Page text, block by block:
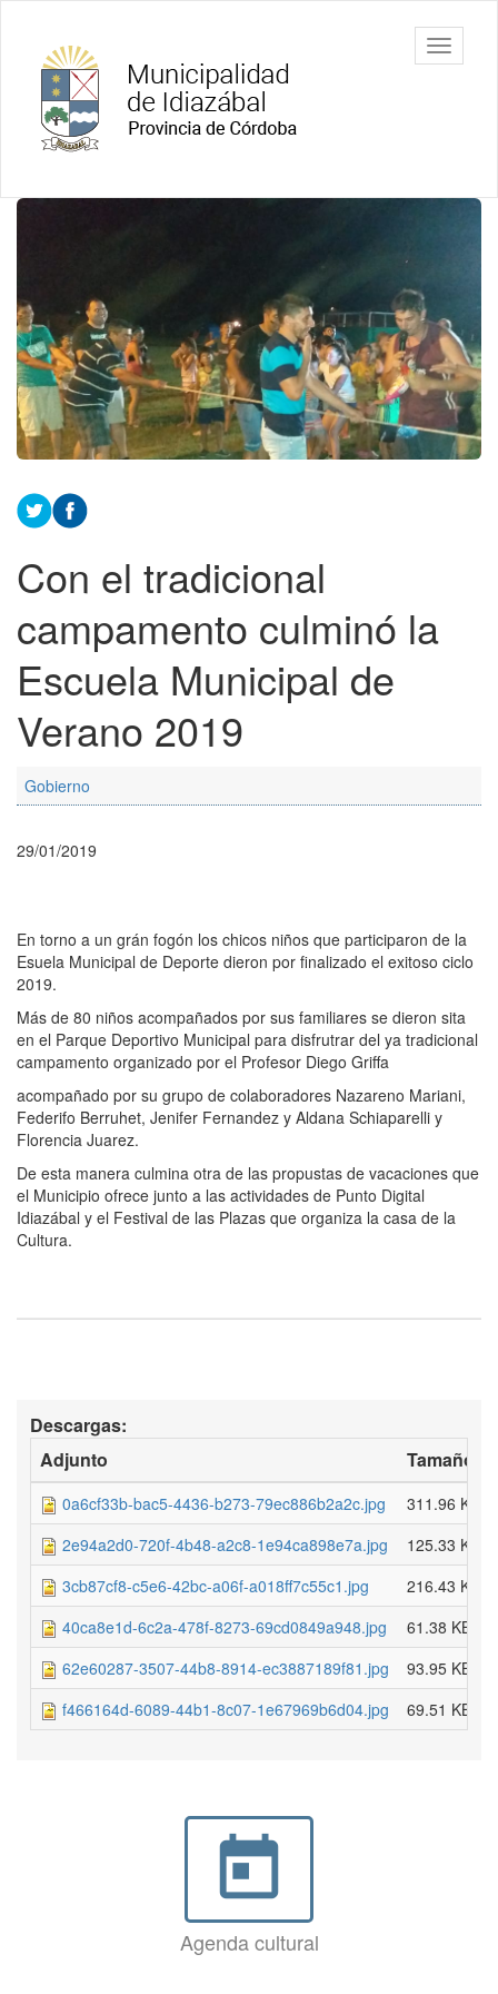
contenido
principal
Municipalidad
de Idiazábal
barra
Contenido
principal
Con el tradicional
campamento culminó la
Escuela Municipal de
Verano 2019
Gobierno
29/01/2019
En torno a un grán fogón los chicos niños que participaron de la
Esuela Municipal de Deporte dieron por finalizado el exitoso ciclo
2019.
Más de 80 niños acompañados por sus familiares se dieron sita
en el Parque Deportivo Municipal para disfrutrar del ya tradicional
campamento organizado por el Profesor Diego Griffa
acompañado por su grupo de colaboradores Nazareno Mariani,
Federifo Berruhet, Jenifer Fernandez y Aldana Schiaparelli y
Florencia Juarez.
De esta manera culmina otra de las propustas de vacaciones que
el Municipio ofrece junto a las actividades de Punto Digital
Idiazábal y el Festival de las Plazas que organiza la casa de la
Cultura.
Descargas:
Adjunto
Tamaño
0a6cf33b-bac5-4436-b273-79ec886b2a2c.jpg
311.96 KB
2e94a2d0-720f-4b48-a2c8-1e94ca898e7a.jpg
125.33 KB
3cb87cf8-c5e6-42bc-a06f-a018ff7c55c1.jpg
216.43 KB
40ca8e1d-6c2a-478f-8273-69cd0849a948.jpg
61.38 KB
62e60287-3507-44b8-8914-ec3887189f81.jpg
93.95 KB
f466164d-6089-44b1-8c07-1e67969b6d04.jpg
69.51 KB
today
Agenda cultural